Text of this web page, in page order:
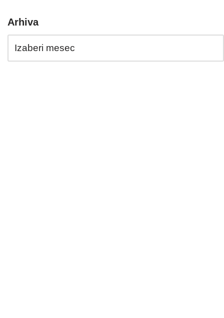
Arhiva